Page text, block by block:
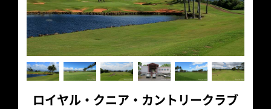
ロイヤル・クニア・カントリークラブ